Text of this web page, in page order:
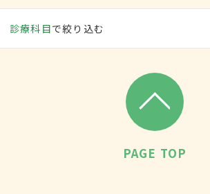
診療科目で絞り込む
PAGE TOP